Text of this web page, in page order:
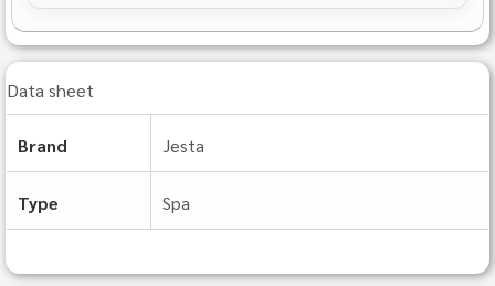
Data sheet
Brand Jesta
Type Spa